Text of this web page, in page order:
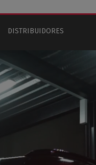
DISTRIBUIDORES